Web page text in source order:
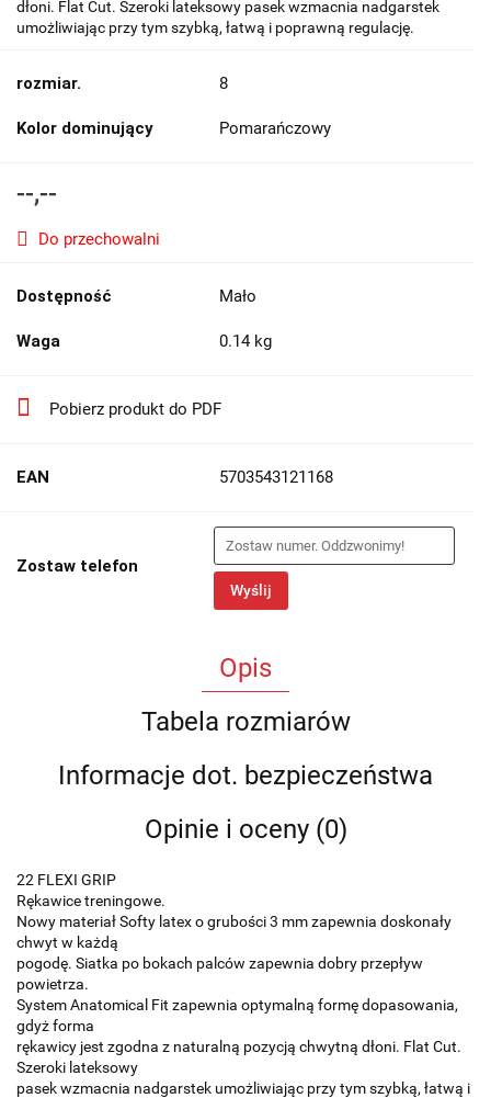
dłoni. Flat Cut. Szeroki lateksowy pasek wzmacnia nadgarstek
umożliwiając przy tym szybką, łatwą i poprawną regulację.
rozmiar. 8
Kolor dominujący Pomarańczowy
--,--
Do przechowalni
Dostępność Mało
Waga 0.14 kg
Pobierz produkt do PDF
EAN 5703543121168
Zostaw telefon
Wyślij
Opis
Tabela rozmiarów
Informacje dot. bezpieczeństwa
Opinie i oceny (0)
22 FLEXI GRIP
Rękawice treningowe.
Nowy materiał Softy latex o grubości 3 mm zapewnia doskonały
chwyt w każdą
pogodę. Siatka po bokach palców zapewnia dobry przepływ
powietrza.
System Anatomical Fit zapewnia optymalną formę dopasowania,
gdyż forma
rękawicy jest zgodna z naturalną pozycją chwytną dłoni. Flat Cut.
Szeroki lateksowy
pasek wzmacnia nadgarstek umożliwiając przy tym szybką, łatwą i